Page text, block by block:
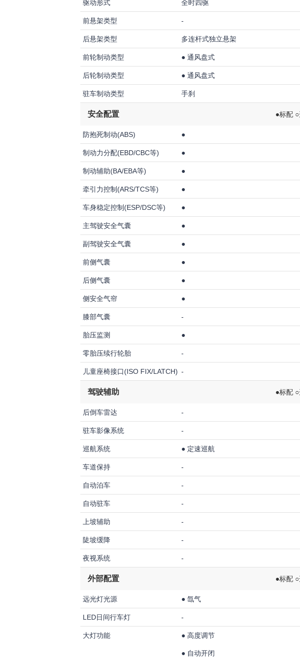
驱动形式 全时四驱
前悬架类型 -
后悬架类型 多连杆式独立悬架
前轮制动类型 ● 通风盘式
后轮制动类型 ● 通风盘式
驻车制动类型 手刹
安全配置 ●标配
防抱死制动(ABS) ●
制动力分配(EBD/CBC等) ●
制动辅助(BA/EBA等) ●
牵引力控制(ARS/TCS等) ●
车身稳定控制(ESP/DSC等) ●
主驾驶安全气囊 ●
副驾驶安全气囊 ●
前侧气囊 ●
后侧气囊 ●
侧安全气帘 ●
膝部气囊 -
胎压监测 ●
零胎压续行轮胎 -
儿童座椅接口(ISO FIX/LATCH) -
驾驶辅助 ●标配
后倒车雷达 -
驻车影像系统 -
巡航系统 ● 定速巡航
车道保持 -
自动泊车 -
自动驻车 -
上坡辅助 -
陡坡缓降 -
夜视系统 -
外部配置 ●标配
远光灯光源 ● 氙气
LED日间行车灯 -
大灯功能 ● 高度调节
● 自动开闭